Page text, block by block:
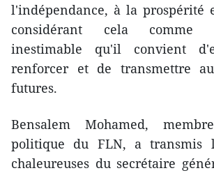
l'indépendance, à la prospérité
considérant cela comme
inestimable qu'il convient
renforcer et de transmettre
futures.
Bensalem Mohamed,
politique du FLN, a transmis
chaleureuses du secrétaire